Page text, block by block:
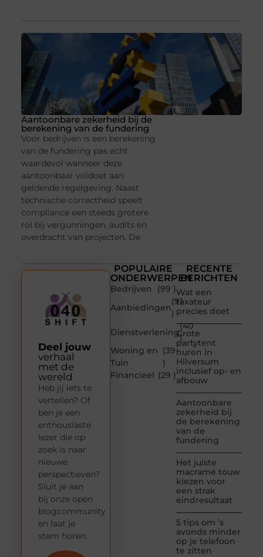
Aantoonbare zekerheid bij de
berekening van de fundering
Voor bedrijven is een berekening
van de fundering pas echt
waardevol wanneer deze
aantoonbaar voldoet aan
geldende regelgeving. Naast
technische correctheid speelt
compliance een steeds grotere
rol bij vergunningen, audits en
overdracht van projecten. De
POPULAIRE
ONDERWERPEN
Bedrijven
(99 )
Aanbiedingen
(91
)
Dienstverlening
(40
)
Woning en
Tuin
(39
)
Financieel (29 )
RECENTE
BERICHTEN
Wat een
taxateur
precies doet
Grote
partytent
huren in
Hilversum
inclusief op- en
afbouw
Aantoonbare
zekerheid bij
de berekening
van de
fundering
Het juiste
macramé touw
kiezen voor
een strak
eindresultaat
5 tips om ’s
avonds minder
op je telefoon
te zitten
Deel jouw
verhaal
met de
wereld
Heb jij iets te
vertellen? Of
ben je een
enthousiaste
lezer die op
zoek is naar
nieuwe
perspectieven?
Sluit je aan
bij onze open
blogcommunity
en laat je
stem horen.